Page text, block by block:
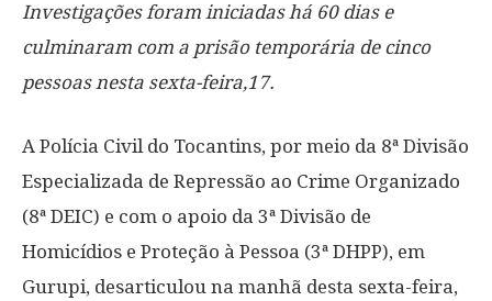
Investigações foram iniciadas há 60 dias e
culminaram com a prisão temporária de cinco
pessoas nesta sexta-feira,17.
A Polícia Civil do Tocantins, por meio da 8ª Divisão
Especializada de Repressão ao Crime Organizado
(8ª DEIC) e com o apoio da 3ª Divisão de
Homicídios e Proteção à Pessoa (3ª DHPP), em
Gurupi, desarticulou na manhã desta sexta-feira,